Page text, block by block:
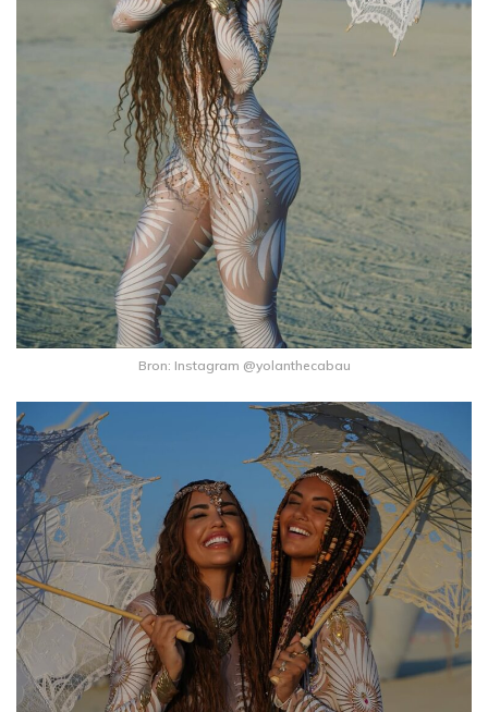
Bron: Instagram @yolanthecabau